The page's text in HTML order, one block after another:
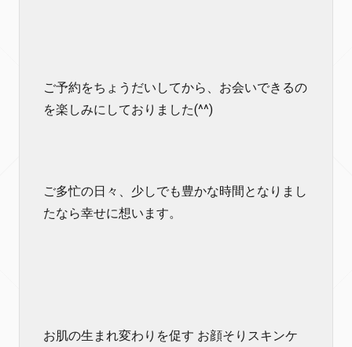
ご予約をちょうだいしてから、お会いできるの
を楽しみにしておりました(^^)
ご多忙の日々、少しでも豊かな時間となりまし
たなら幸せに想います。
お肌の生まれ変わりを促す お顔そりスキンケ